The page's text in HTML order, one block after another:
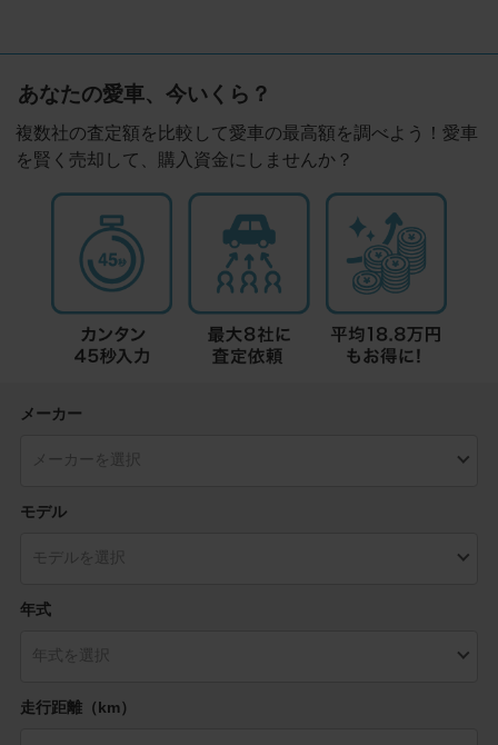
あなたの愛車、今いくら？
複数社の査定額を比較して愛車の最高額を調べよう！愛車
を賢く売却して、購入資金にしませんか？
メーカー
モデル
年式
走行距離（km）